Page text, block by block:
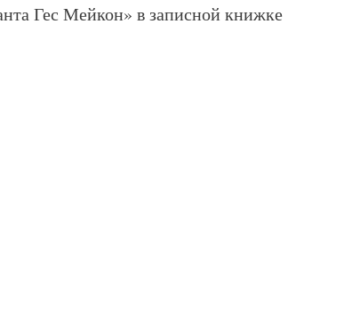
Гес Мейкон» в записной книжке